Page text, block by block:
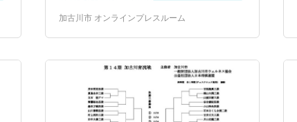
加古川市 オンラインプレスルーム